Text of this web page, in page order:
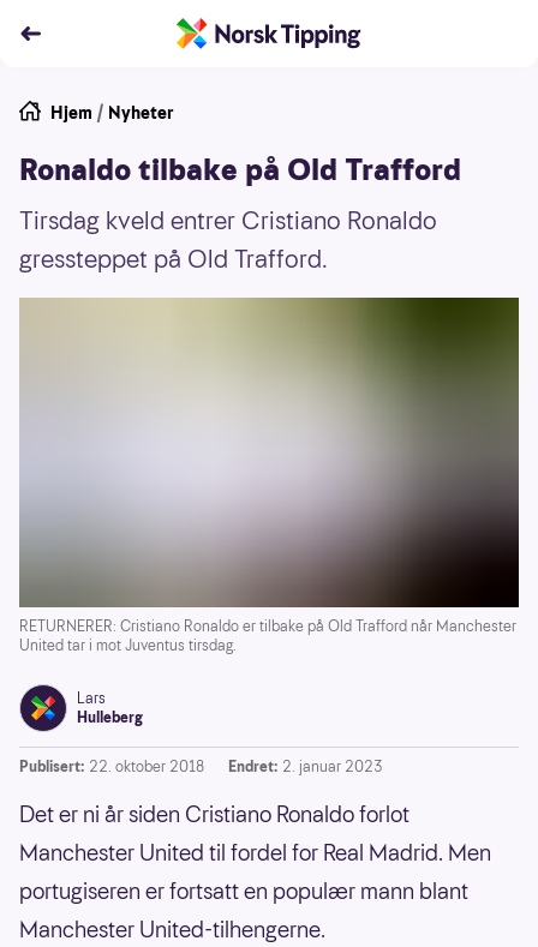
Hjem / Nyheter
Ronaldo tilbake på Old Trafford
Tirsdag kveld entrer Cristiano Ronaldo
gressteppet på Old Trafford.
RETURNERER: Cristiano Ronaldo er tilbake på Old Trafford når Manchester
United tar i mot Juventus tirsdag.
Lars
Hulleberg
Publisert: 22. oktober 2018 Endret: 2. januar 2023
Det er ni år siden Cristiano Ronaldo forlot
Manchester United til fordel for Real Madrid. Men
portugiseren er fortsatt en populær mann blant
Manchester United-tilhengerne.